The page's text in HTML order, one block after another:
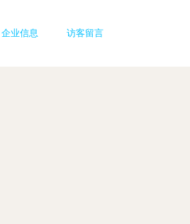
企业信息 访客留言